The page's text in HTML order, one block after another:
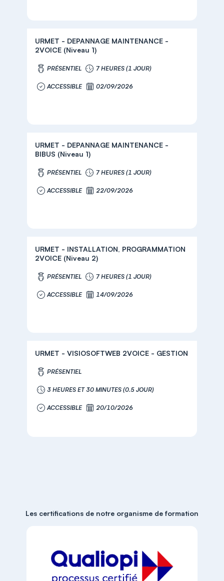
URMET - DEPANNAGE MAINTENANCE -
2VOICE (Niveau 1)
PRÉSENTIEL 7 HEURES (1 JOUR)
ACCESSIBLE 02/09/2026
URMET - DEPANNAGE MAINTENANCE -
BIBUS (Niveau 1)
PRÉSENTIEL 7 HEURES (1 JOUR)
ACCESSIBLE 22/09/2026
URMET - INSTALLATION, PROGRAMMATION
2VOICE (Niveau 2)
PRÉSENTIEL 7 HEURES (1 JOUR)
ACCESSIBLE 14/09/2026
URMET - VISIOSOFTWEB 2VOICE - GESTION
PRÉSENTIEL
3 HEURES ET 30 MINUTES (0.5 JOUR)
ACCESSIBLE 20/10/2026
Les certifications de notre organisme de formation